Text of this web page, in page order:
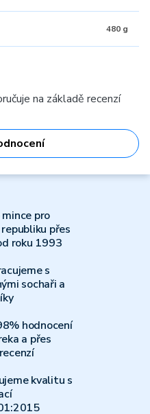
480 g
na základě recenzí
pro
přes
roku 1993
s
sochaři a
hodnocení
a přes
kvalitu s